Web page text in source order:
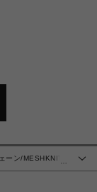
…
ーン/MESHKNIT